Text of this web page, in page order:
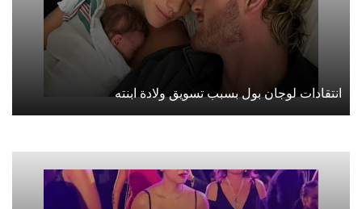
انتقادات لوجان بول بسبب تسويق ولادة ابنته